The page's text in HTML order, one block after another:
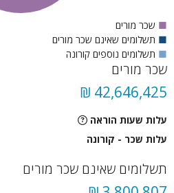
■ שכר מורים
■ תשלומים שאינם שכר מורים
■ תשלומים נוספים קורונה
שכר מורים
42,646,425 ₪
עלות שעות הוראה
עלות שכר - קורונה
תשלומים שאינם שכר מורים